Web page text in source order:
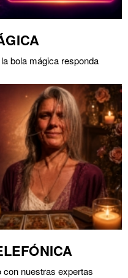
bola mágica responda
con nuestras expertas